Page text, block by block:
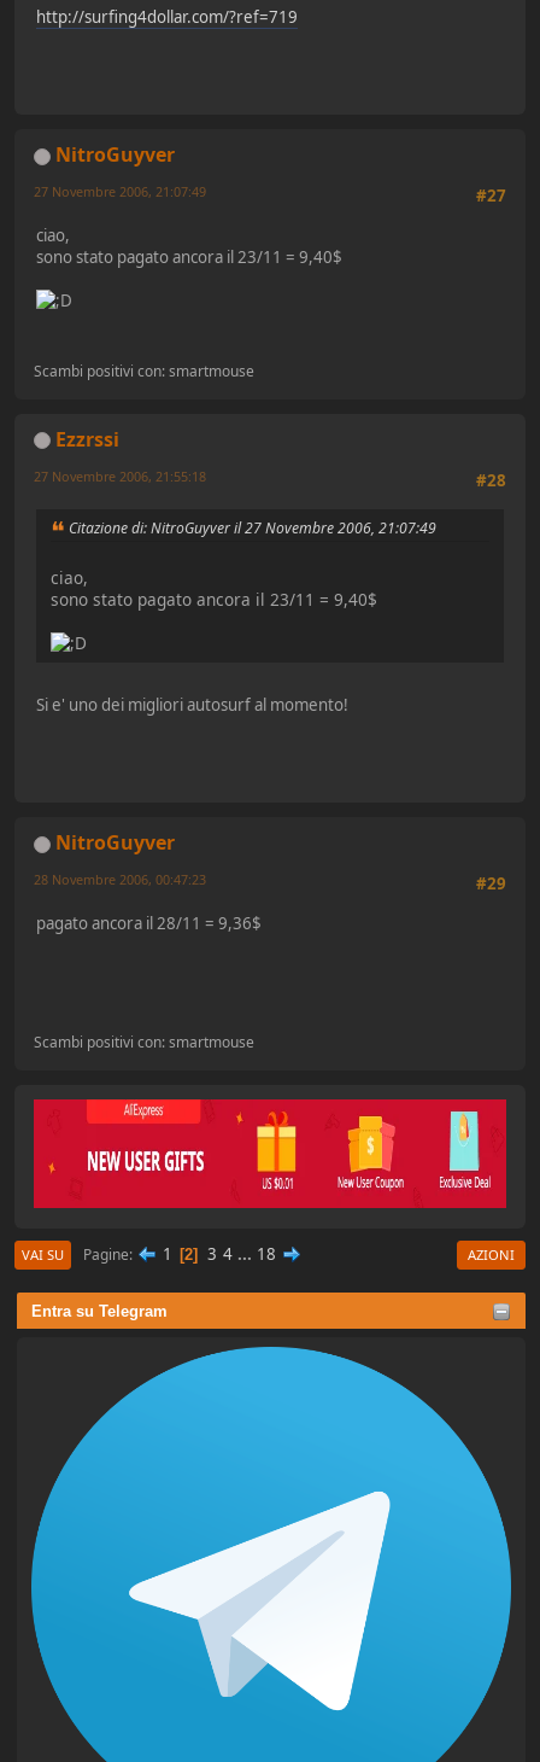
Entra su Telegram
http://surfing4dollar.com/?ref=719
NitroGuyver
#27
27 Novembre 2006, 21:07:49
ciao,
sono stato pagato ancora il 23/11 = 9,40$
Scambi positivi con: smartmouse
Ezzrssi
#28
27 Novembre 2006, 21:55:18
Citazione di: NitroGuyver il 27 Novembre 2006, 21:07:49
ciao,
sono stato pagato ancora il 23/11 = 9,40$
Si e' uno dei migliori autosurf al momento!
NitroGuyver
#29
28 Novembre 2006, 00:47:23
pagato ancora il 28/11 = 9,36$
Scambi positivi con: smartmouse
VAI SU Pagine 1 2 3 4 ... 18 AZIONI